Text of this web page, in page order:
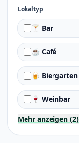
Lokaltyp
🍸 Bar
☕ Café
🍺 Biergarten
🍷 Weinbar
Mehr anzeigen (2)